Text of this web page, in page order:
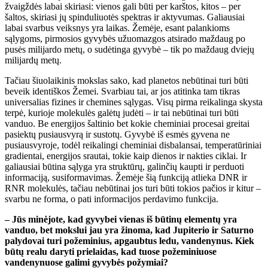
žvaigždės labai skiriasi: vienos gali būti per karštos, kitos – per
šaltos, skiriasi jų spinduliuotės spektras ir aktyvumas. Galiausiai
labai svarbus veiksnys yra laikas. Žemėje, esant palankioms
sąlygoms, pirmosios gyvybės užuomazgos atsirado maždaug po
pusės milijardo metų, o sudėtinga gyvybė – tik po maždaug dviejų
milijardų metų.
Tačiau šiuolaikinis mokslas sako, kad planetos nebūtinai turi būti
beveik identiškos Žemei. Svarbiau tai, ar jos atitinka tam tikras
universalias fizines ir chemines sąlygas. Visų pirma reikalinga skysta
terpė, kurioje molekulės galėtų judėti – ir tai nebūtinai turi būti
vanduo. Be energijos šaltinio bet kokie cheminiai procesai greitai
pasiektų pusiausvyrą ir sustotų. Gyvybė iš esmės gyvena ne
pusiausvyroje, todėl reikalingi cheminiai disbalansai, temperatūriniai
gradientai, energijos srautai, tokie kaip dienos ir nakties ciklai. Ir
galiausiai būtina sąlyga yra struktūrų, galinčių kaupti ir perduoti
informaciją, susiformavimas. Žemėje šią funkciją atlieka DNR ir
RNR molekulės, tačiau nebūtinai jos turi būti tokios pačios ir kitur –
svarbu ne forma, o pati informacijos perdavimo funkcija.
– Jūs minėjote, kad gyvybei vienas iš būtinų elementų yra
vanduo, bet mokslui jau yra žinoma, kad Jupiterio ir Saturno
palydovai turi požeminius, apgaubtus ledu, vandenynus. Kiek
būtų realu daryti prielaidas, kad tuose požeminiuose
vandenynuose galimi gyvybės požymiai?